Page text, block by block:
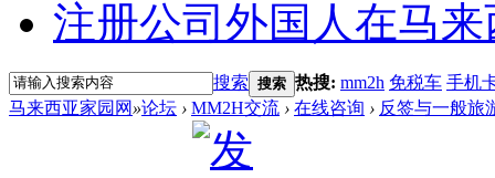
注册公司 外国人在马
搜索 搜索 热搜: mm2h 免税车 手机
马来西亚家园网 »论坛 › MM2H交流 › 在线咨询 › 反签与一般旅